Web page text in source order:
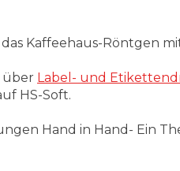
Kaffeehaus-Röntgen
über Label- und
HS-Soft.
Hand in Hand- Ein